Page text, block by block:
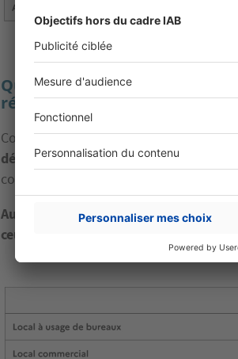
Quelles sont les barèmes en
région Sud ?
Contrairement à la région parisienne,
départements des Bouches-du-
comprennent pas leur emplacement
Aucune différenciation n’est faite
ceux pour les entreprises privées.
Image